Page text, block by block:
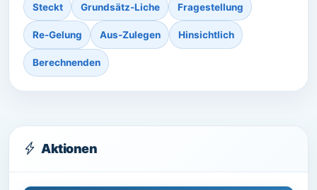
Steckt Grundsätz-Liche Fragestellung
Re-Gelung Aus-Zulegen Hinsichtlich
Berechnenden
Aktionen